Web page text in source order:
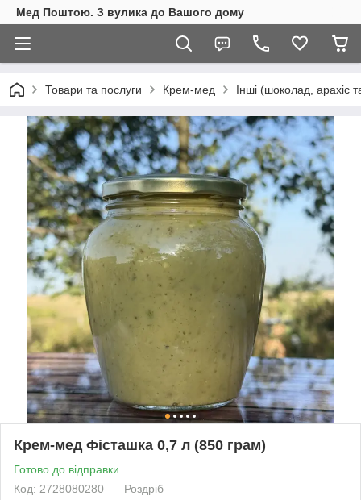
Мед Поштою. З вулика до Вашого дому
Товари та послуги Крем-мед Інші (шоколад, арахіс
Крем-мед Фісташка 0,7 л (850 грам)
Готово до відправки
Код: 2728080280
Роздріб